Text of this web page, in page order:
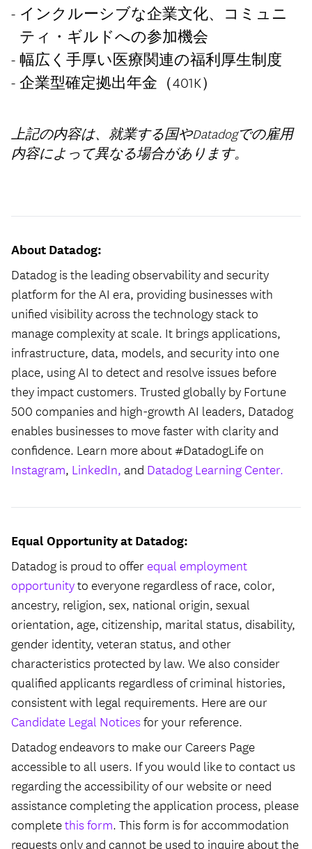
インクルーシブな企業文化、コミュニ
ティ・ギルドへの参加機会
幅広く手厚い医療関連の福利厚生制度
企業型確定拠出年金（401K）
上記の内容は、就業する国やDatadogでの雇用
内容によって異なる場合があります。
About Datadog:
Datadog is the leading observability and security
platform for the AI era, providing businesses with
unified visibility across the technology stack to
manage complexity at scale. It brings applications,
infrastructure, data, models, and security into one
place, using AI to detect and resolve issues before
they impact customers. Trusted globally by Fortune
500 companies and high-growth AI leaders, Datadog
enables businesses to move faster with clarity and
confidence. Learn more about #DatadogLife on
Instagram, LinkedIn,and Datadog Learning Center.
Equal Opportunity at Datadog:
Datadog is proud to offerequal employment
opportunityto everyone regardless of race, color,
ancestry, religion, sex, national origin, sexual
orientation, age, citizenship, marital status, disability,
gender identity, veteran status, and other
characteristics protected by law. We also consider
qualified applicants regardless of criminal histories,
consistent with legal requirements. Here are our
Candidate Legal Noticesfor your reference.
Datadog endeavors to make our Careers Page
accessible to all users. If you would like to contact us
regarding the accessibility of our website or need
assistance completing the application process, please
completethis form. This form is for accommodation
requests only and cannot be used to inquire about the